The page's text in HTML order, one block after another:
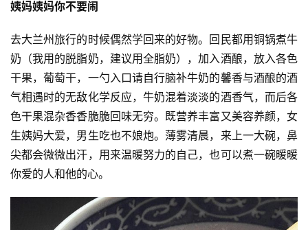
频
用
户
精
选
运
动
集
姨妈姨妈你不要闹
去大兰州旅行的时候偶然学回来的好物。回民都用铜锅煮牛
奶（我用的脱脂奶，建议用全脂奶），加入酒酿，放入各色
干果，葡萄干，一勺入口请自行脑补牛奶的馨香与酒酿的酒
气相遇时的无敌化学反应，牛奶混着淡淡的酒香气，而后各
色干果混杂香香脆脆回味无穷。既营养丰富又美容养颜，女
生姨妈大爱，男生吃也不娘炮。薄雾清晨，来上一大碗，鼻
尖都会微微出汗，用来温暖努力的自己，也可以煮一碗暖暖
你爱的人和他的心。